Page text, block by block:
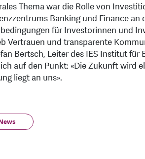
Thema war die Rolle von
Banking und Finance
für Investorinnen und
Vertrauen und transparente
Bertsch, Leiter des IES Institut für
auf den Punkt: «Die Zukunft wird
liegt an uns».